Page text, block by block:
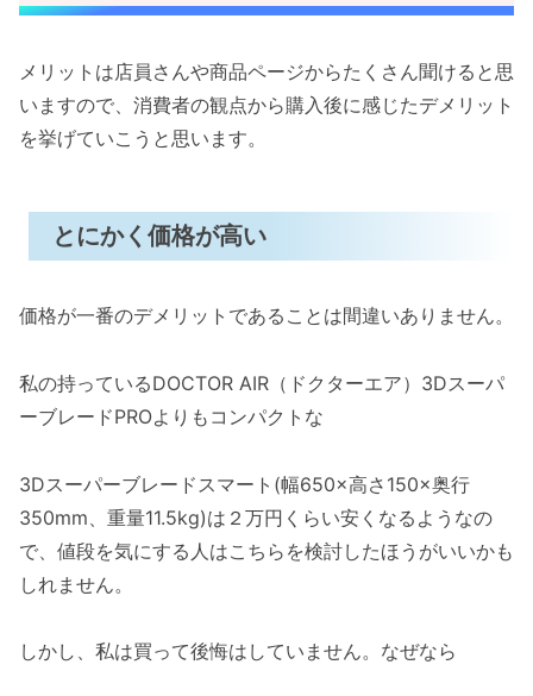
メリットは店員さんや商品ページからたくさん聞けると思
いますので、消費者の観点から購入後に感じたデメリット
を挙げていこうと思います。
とにかく価格が高い
価格が一番のデメリットであることは間違いありません。
私の持っているDOCTOR AIR（ドクターエア）3Dスーパ
ーブレードPROよりもコンパクトな
3Dスーパーブレードスマート(幅650×高さ150×奥行
350mm、重量11.5kg)は２万円くらい安くなるようなの
で、値段を気にする人はこちらを検討したほうがいいかも
しれません。
しかし、私は買って後悔はしていません。なぜなら